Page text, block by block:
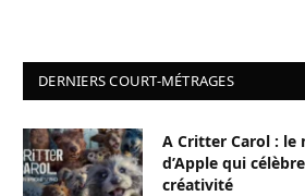
DERNIERS COURT-MÉTRAGES
A Critter Carol : le
d’Apple qui
créativité